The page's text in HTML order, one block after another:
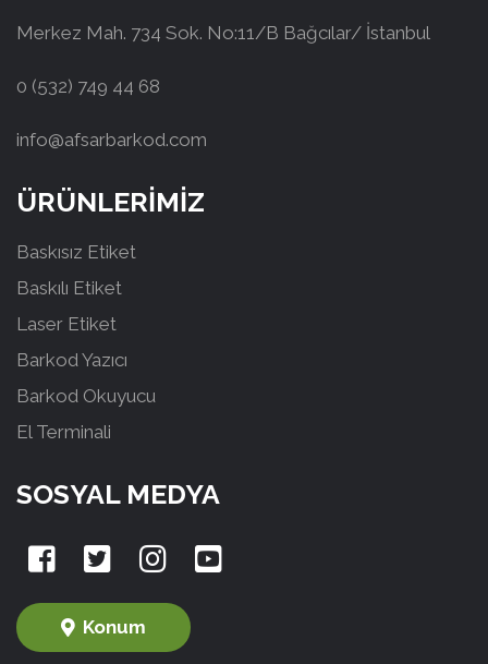
Merkez Mah. 734 Sok. No:11/B Bağcılar/ İstanbul
0 (532) 749 44 68
info@afsarbarkod.com
ÜRÜNLERİMİZ
Baskısız Etiket
Baskılı Etiket
Laser Etiket
Barkod Yazıcı
Barkod Okuyucu
El Terminali
SOSYAL MEDYA
Konum